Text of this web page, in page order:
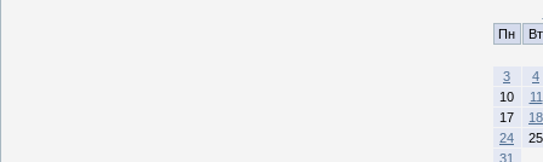
Пн
Вт
3
4
10
11
17
18
24
25
31